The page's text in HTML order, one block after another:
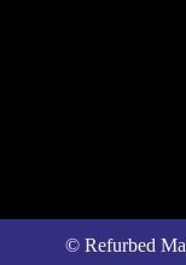
© Refurbed